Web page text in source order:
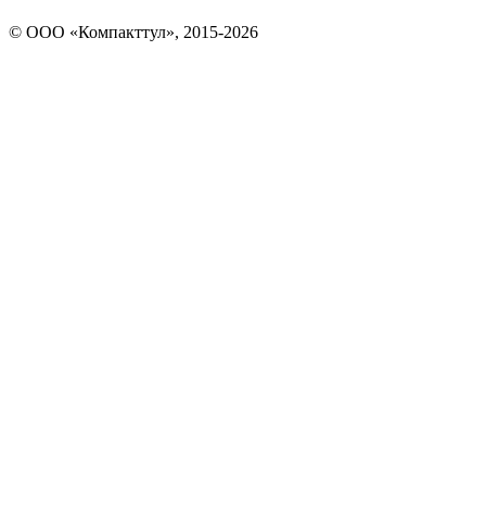
© OOO «Компакттул», 2015-2026